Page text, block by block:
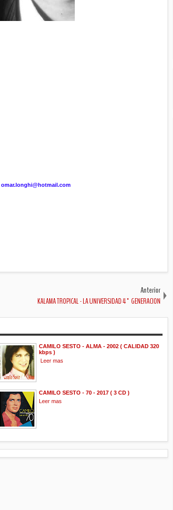
omar.longhi@hotmail.com
Anterior
KALAMA TROPICAL - LA UNIVERSIDAD 4° GENERACION
CAMILO SESTO - ALMA - 2002 ( CALIDAD 320
kbps )
Leer mas
CAMILO SESTO - 70 - 2017 ( 3 CD )
Leer mas